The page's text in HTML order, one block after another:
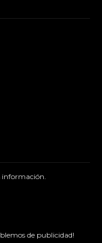
información.
de publicidad!